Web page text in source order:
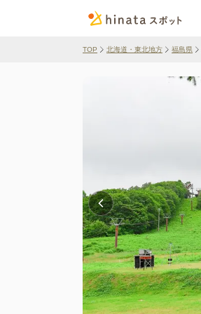
TOP 北海道・東北地方 福島県